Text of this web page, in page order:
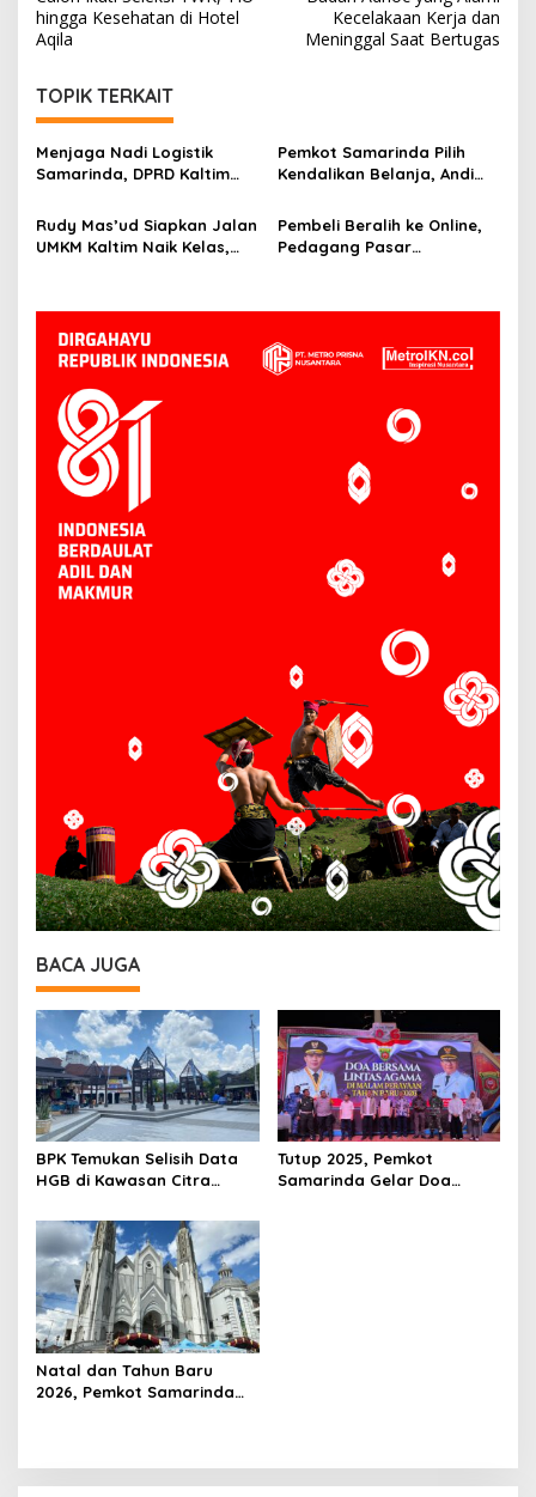
hingga Kesehatan di Hotel
Aqila
Kecelakaan Kerja dan
Meninggal Saat Bertugas
TOPIK TERKAIT
Menjaga Nadi Logistik
Samarinda, DPRD Kaltim
Mahulu
Pemkot Samarinda Pilih
Kendalikan Belanja, Andi
Penting daripada Berutang
Rudy Mas’ud Siapkan Jalan
UMKM Kaltim Naik Kelas,
Pembeli Beralih ke Online,
Pedagang Pasar
BACA JUGA
BPK Temukan Selisih Data
HGB di Kawasan Citra
Kejar Penertiban Aset
Tutup 2025, Pemkot
Samarinda Gelar Doa
Natal dan Tahun Baru
2026, Pemkot Samarinda